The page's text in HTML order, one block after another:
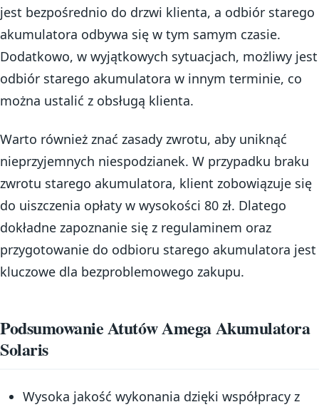
jest bezpośrednio do drzwi klienta, a odbiór starego
akumulatora odbywa się w tym samym czasie.
Dodatkowo, w wyjątkowych sytuacjach, możliwy jest
odbiór starego akumulatora w innym terminie, co
można ustalić z obsługą klienta.
Warto również znać zasady zwrotu, aby uniknąć
nieprzyjemnych niespodzianek. W przypadku braku
zwrotu starego akumulatora, klient zobowiązuje się
do uiszczenia opłaty w wysokości 80 zł. Dlatego
dokładne zapoznanie się z regulaminem oraz
przygotowanie do odbioru starego akumulatora jest
kluczowe dla bezproblemowego zakupu.
Podsumowanie Atutów Amega Akumulatora
Solaris
Wysoka jakość wykonania dzięki współpracy z